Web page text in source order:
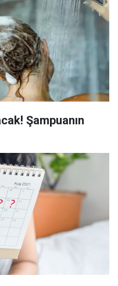
Şampuanın